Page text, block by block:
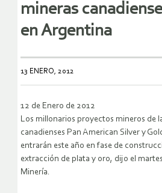
mineras
en Argentina
13 ENERO, 2012
12 de Enero de 2012
Los millonarios proyectos mineros de
canadienses Pan American Silver y
entrarán este año en fase de
extracción de plata y oro, dijo el
Minería.